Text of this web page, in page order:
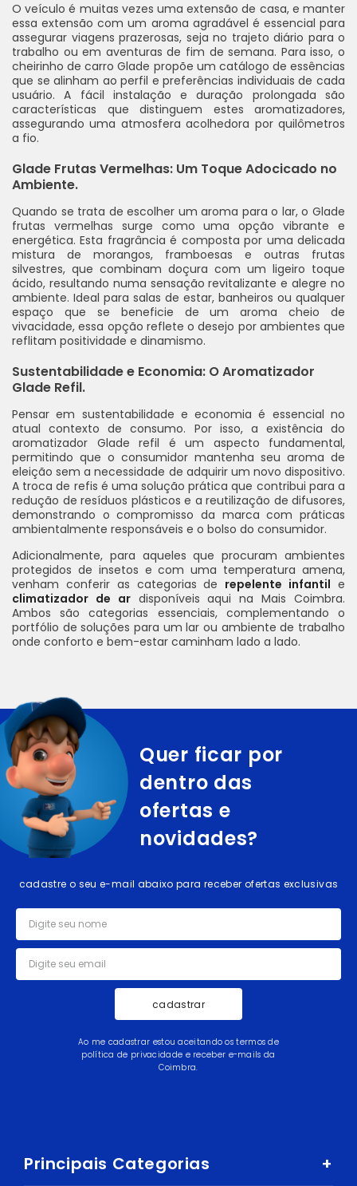
O veículo é muitas vezes uma extensão de casa, e manter
essa extensão com um aroma agradável é essencial para
assegurar viagens prazerosas, seja no trajeto diário para o
trabalho ou em aventuras de fim de semana. Para isso, o
cheirinho de carro Glade propõe um catálogo de essências
que se alinham ao perfil e preferências individuais de cada
usuário. A fácil instalação e duração prolongada são
características que distinguem estes aromatizadores,
assegurando uma atmosfera acolhedora por quilômetros
a fio.
Glade Frutas Vermelhas: Um Toque Adocicado no
Ambiente.
Quando se trata de escolher um aroma para o lar, o Glade
frutas vermelhas surge como uma opção vibrante e
energética. Esta fragrância é composta por uma delicada
mistura de morangos, framboesas e outras frutas
silvestres, que combinam doçura com um ligeiro toque
ácido, resultando numa sensação revitalizante e alegre no
ambiente. Ideal para salas de estar, banheiros ou qualquer
espaço que se beneficie de um aroma cheio de
vivacidade, essa opção reflete o desejo por ambientes que
reflitam positividade e dinamismo.
Sustentabilidade e Economia: O Aromatizador
Glade Refil.
Pensar em sustentabilidade e economia é essencial no
atual contexto de consumo. Por isso, a existência do
aromatizador Glade refil é um aspecto fundamental,
permitindo que o consumidor mantenha seu aroma de
eleição sem a necessidade de adquirir um novo dispositivo.
A troca de refis é uma solução prática que contribui para a
redução de resíduos plásticos e a reutilização de difusores,
demonstrando o compromisso da marca com práticas
ambientalmente responsáveis e o bolso do consumidor.
Adicionalmente, para aqueles que procuram ambientes
protegidos de insetos e com uma temperatura amena,
venham conferir as categorias de repelente infantil e
climatizador de ardisponíveis aqui na Mais Coimbra.
Ambos são categorias essenciais, complementando o
portfólio de soluções para um lar ou ambiente de trabalho
onde conforto e bem-estar caminham lado a lado.
Quer ficar por
dentro das
ofertas e
novidades?
cadastre o seu e-mail abaixo para receber ofertas exclusivas
cadastrar
Ao me cadastrar estou aceitando os termos de
política de privacidade e receber e-mails da
Coimbra.
Principais Categorias +